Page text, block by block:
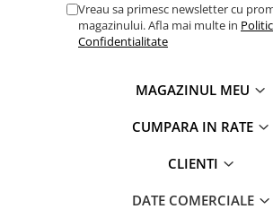
Vreau sa primesc newsletter cu
magazinului. Afla mai multe in
Confidentialitate
MAGAZINUL MEU
CUMPARA IN RATE
CLIENTI
DATE COMERCIALE